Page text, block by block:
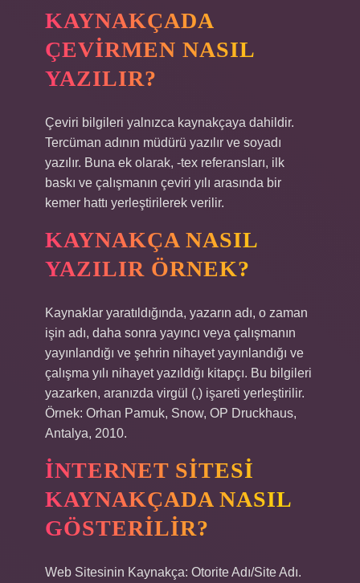
KAYNAKÇADA
ÇEVIRMEN NASIL
YAZILIR?
Çeviri bilgileri yalnızca kaynakçaya dahildir.
Tercüman adının müdürü yazılır ve soyadı
yazılır. Buna ek olarak, -tex referansları, ilk
baskı ve çalışmanın çeviri yılı arasında bir
kemer hattı yerleştirilerek verilir.
KAYNAKÇA NASIL
YAZILIR ÖRNEK?
Kaynaklar yaratıldığında, yazarın adı, o zaman
işin adı, daha sonra yayıncı veya çalışmanın
yayınlandığı ve şehrin nihayet yayınlandığı ve
çalışma yılı nihayet yazıldığı kitapçı. Bu bilgileri
yazarken, aranızda virgül (,) işareti yerleştirilir.
Örnek: Orhan Pamuk, Snow, OP Druckhaus,
Antalya, 2010.
İNTERNET SITESI
KAYNAKÇADA NASIL
GÖSTERILIR?
Web Sitesinin Kaynakça: Otorite Adı/Site Adı.